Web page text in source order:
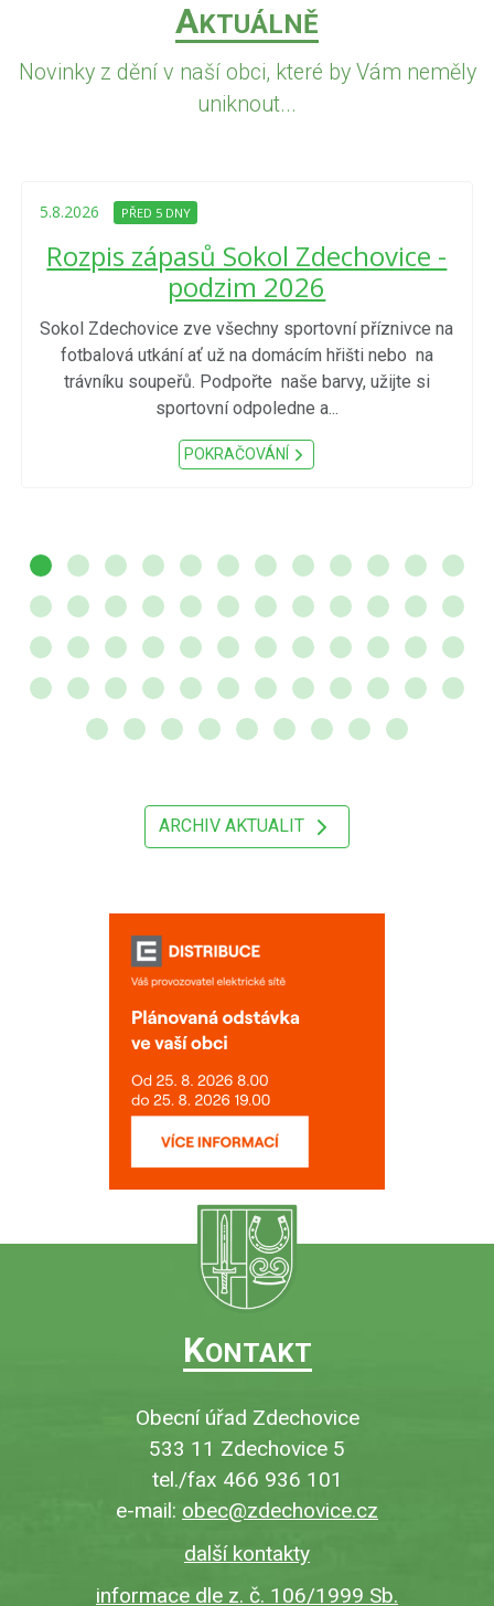
AKTUÁLNĚ
Novinky z dění v naší obci, které by Vám neměly
uniknout...
5.8.2026 PŘED 5 DNY
Rozpis zápasů Sokol Zdechovice -
podzim 2026
Sokol Zdechovice zve všechny sportovní příznivce na
fotbalová utkání ať už na domácím hřišti nebo na
trávníku soupeřů. Podpořte naše barvy, užijte si
sportovní odpoledne a...
POKRAČOVÁNÍ
ARCHIV AKTUALIT
KONTAKT
Obecní úřad Zdechovice
533 11 Zdechovice 5
tel./fax 466 936 101
e-mail: obec@zdechovice.cz
další kontakty
informace dle z. č. 106/1999 Sb.